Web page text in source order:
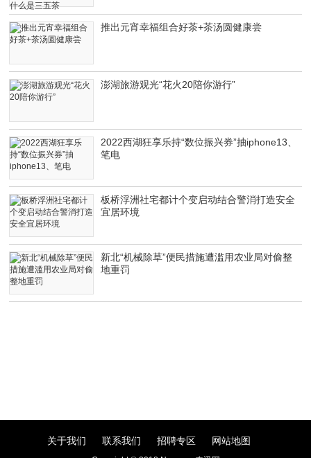
推出元宵幸福组合好茶+茶汤圆健康尝
澎湖旅游观光“花火20陪你游行”
2022西湖狂享乐持“数位振兴券”抽iphone13、
笔电
板桥浮洲社宅都计个变启动结合警消打造安全
宜居环境
新北“机械除草”便民措施遭滥用农业局对偷整
地重罚
关于我们 联系我们 招聘专区 网站地图